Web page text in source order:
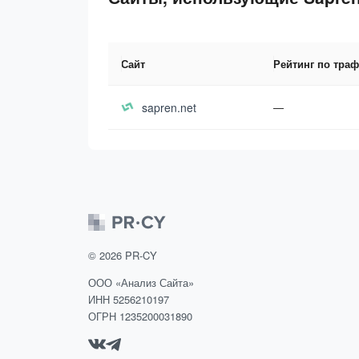
Сайт Рейтинг по
sapren.net —
© 2026 PR-CY
ООО «Анализ Сайта»
ИНН 5256210197
ОГРН 1235200031890